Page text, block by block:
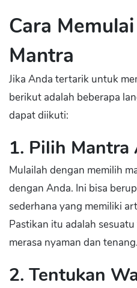
Cara
Mantra
Jika Anda tertarik untuk
berikut adalah beberapa
dapat diikuti:
1. Pilih Mantra
Mulailah dengan memilih
dengan Anda. Ini bisa
sederhana yang memiliki
Pastikan itu adalah
merasa nyaman dan tenang.
2. Tentukan